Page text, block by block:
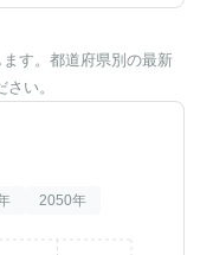
す。都道府県別の最新
い。
2050年